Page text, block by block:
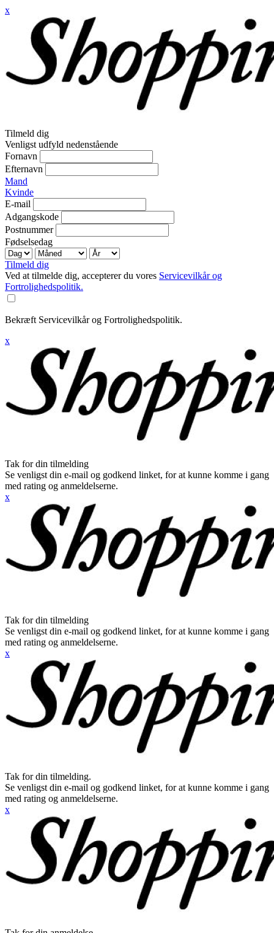
x
Tilmeld dig
Venligst udfyld nedenstående
Fornavn
Efternavn
Mand
Kvinde
E-mail
Adgangskode
Postnummer
Fødselsedag
Tilmeld dig
Ved at tilmelde dig, accepterer du vores Servicevilkår og
Fortrolighedspolitik.
Bekræft Servicevilkår og Fortrolighedspolitik.
x
Tak for din tilmelding
Se venligst din e-mail og godkend linket, for at kunne komme i gang
med rating og anmeldelserne.
x
Tak for din tilmelding
Se venligst din e-mail og godkend linket, for at kunne komme i gang
med rating og anmeldelserne.
x
Tak for din tilmelding.
Se venligst din e-mail og godkend linket, for at kunne komme i gang
med rating og anmeldelserne.
x